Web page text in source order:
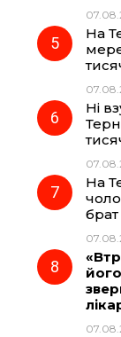
На
Ні
На
брат